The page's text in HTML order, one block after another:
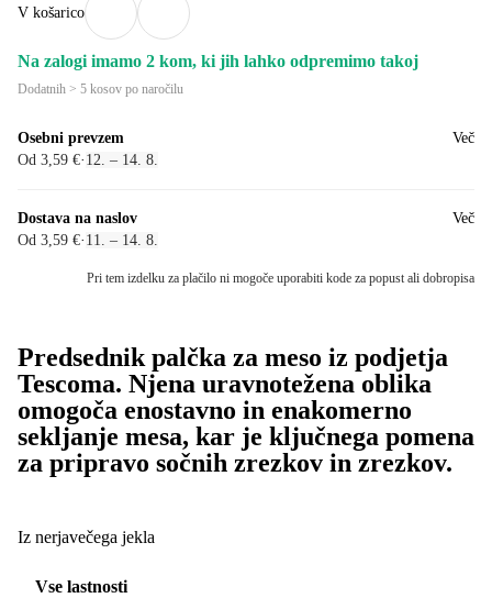
V košarico
Na zalogi imamo 2 kom, ki jih lahko odpremimo takoj
Dodatnih > 5 kosov po naročilu
Osebni prevzem
Od 3,59 €· 12. – 14. 8.
Več
Dostava na naslov
Od 3,59 €· 11. – 14. 8.
Več
Pri tem izdelku za plačilo ni mogoče uporabiti kode za popust ali dobropisa
Predsednik palčka za meso iz podjetja
Tescoma. Njena uravnotežena oblika
omogoča enostavno in enakomerno
sekljanje mesa, kar je ključnega pomena
za pripravo sočnih zrezkov in zrezkov.
Iz nerjavečega jekla
Vse lastnosti